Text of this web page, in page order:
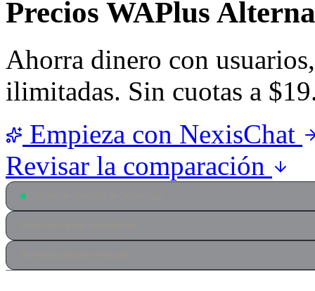
Precios WAPlus
Ahorra dinero con
ilimitadas. Sin cuotas a
Empieza con NexisChat
Revisar la comparación